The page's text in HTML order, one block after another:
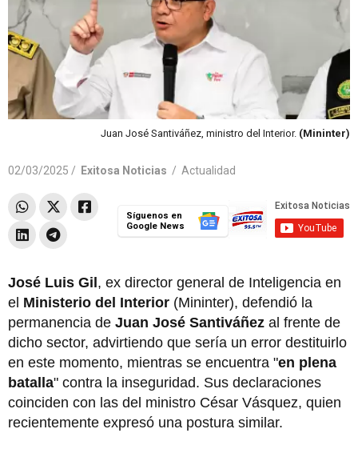
Juan José Santiváñez, ministro del Interior. (Mininter)
02/03/2025 / Exitosa Noticias / Actualidad
Síguenos en
Google News
José Luis Gil, ex director general de Inteligencia en
el Ministerio del Interior (Mininter), defendió la
permanencia de Juan José Santiváñez al frente de
dicho sector, advirtiendo que sería un error destituirlo
en este momento, mientras se encuentra "en plena
batalla" contra la inseguridad. Sus declaraciones
coinciden con las del ministro César Vásquez, quien
recientemente expresó una postura similar.